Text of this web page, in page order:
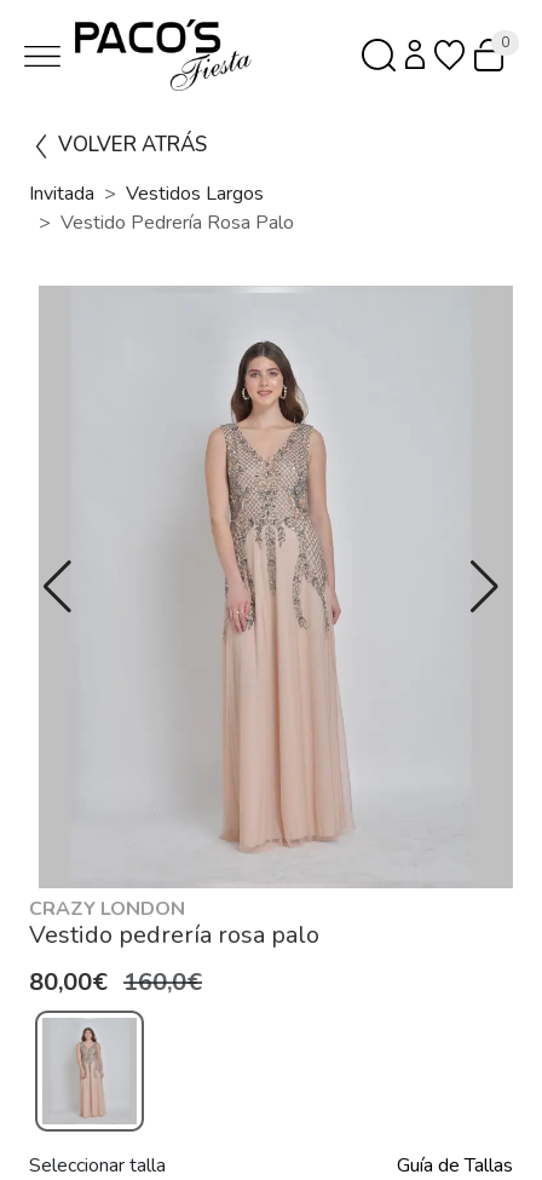
0
VOLVER ATRÁS
Invitada
Vestidos Largos
Vestido Pedrería Rosa Palo
CRAZY LONDON
Vestido pedrería rosa palo
80,00€ 160,0€
Seleccionar talla Guía de Tallas